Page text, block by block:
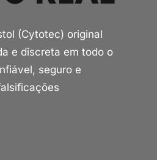
(Cytotec) original
e discreta em todo o
seguro e